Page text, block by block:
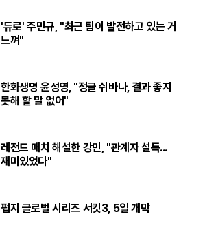
'듀로' 주민규, "최근 팀이 발전하고 있는 거
느껴"
한화생명 윤성영, "정글 쉬바나, 결과 좋지
못해 할 말 없어"
레전드 매치 해설한 강민, "관계자 설득...
재미있었다"
펍지 글로벌 시리즈 서킷3, 5일 개막